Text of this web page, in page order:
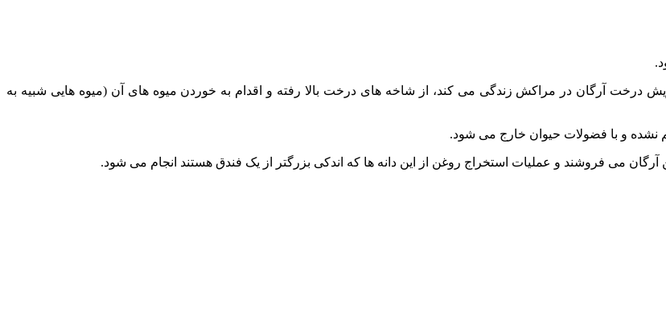
درخت آرگان در مراکش زندگی می کند، از شاخه های درخت بالا رفته و اقدام به خوردن میوه های آن (میوه هایی شبیه به
و با فضولات حیوان خارج می شود.
آرگان می فروشند و عملیات استخراج روغن از این دانه ها که اندکی بزرگتر از یک فندق هستند انجام می شود.